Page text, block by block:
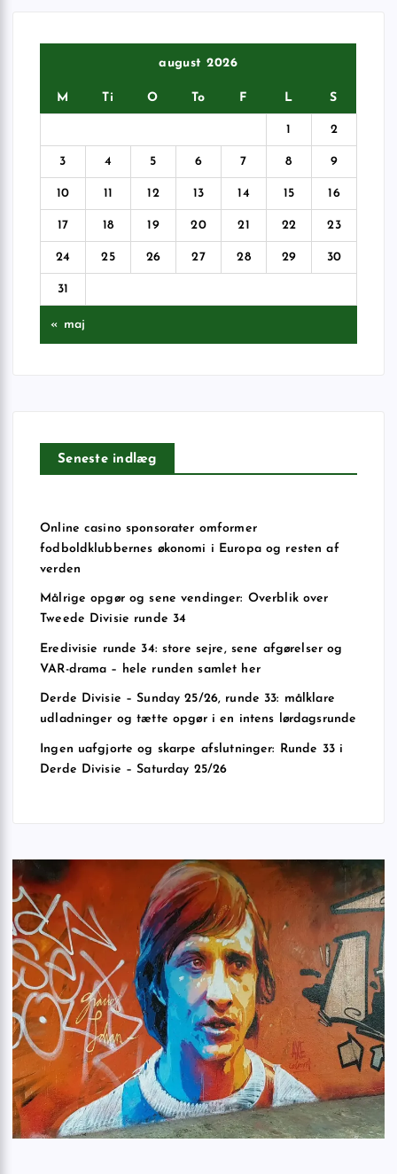
august 2026
M Ti O To F L S
1 2
3 4 5 6 7 8 9
10 11 12 13 14 15 16
17 18 19 20 21 22 23
24 25 26 27 28 29 30
31
« maj
Seneste indlæg
Online casino sponsorater omformer
fodboldklubbernes økonomi i Europa og resten af
verden
Målrige opgør og sene vendinger: Overblik over
Tweede Divisie runde 34
Eredivisie runde 34: store sejre, sene afgørelser og
VAR-drama – hele runden samlet her
Derde Divisie – Sunday 25/26, runde 33: målklare
udladninger og tætte opgør i en intens lørdagsrunde
Ingen uafgjorte og skarpe afslutninger: Runde 33 i
Derde Divisie – Saturday 25/26